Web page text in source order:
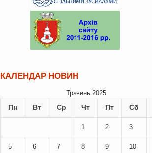
КАЛЕНДАР НОВИН
Травень 2025
Пн Вт Ср Чт Пт Сб
1 2 3
5 6 7 8 9 10